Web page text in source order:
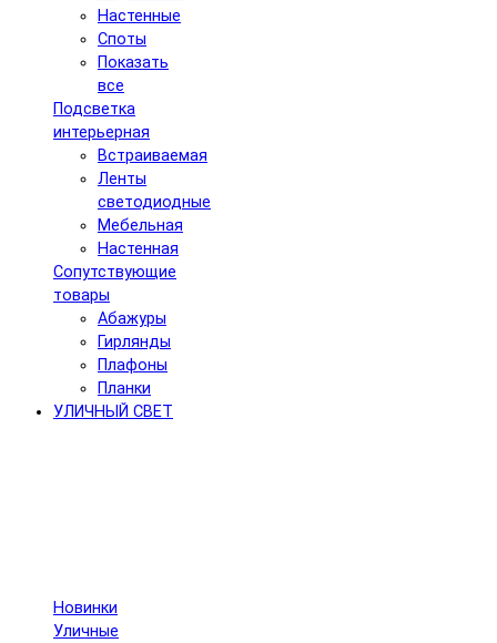
Настенные
Споты
Показать
все
Подсветка
интерьерная
Встраиваемая
Ленты
светодиодные
Мебельная
Настенная
Сопутствующие
товары
Абажуры
Гирлянды
Плафоны
Планки
УЛИЧНЫЙ СВЕТ
Новинки
Уличные